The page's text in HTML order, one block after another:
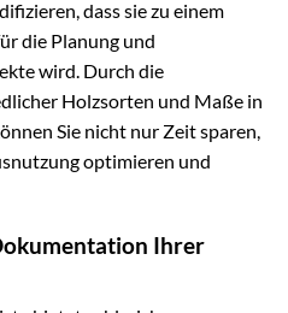
dass sie zu einem
die Planung und
wird. Durch die
Holzsorten und Maße in
Sie nicht nur Zeit sparen,
optimieren und
Ihrer